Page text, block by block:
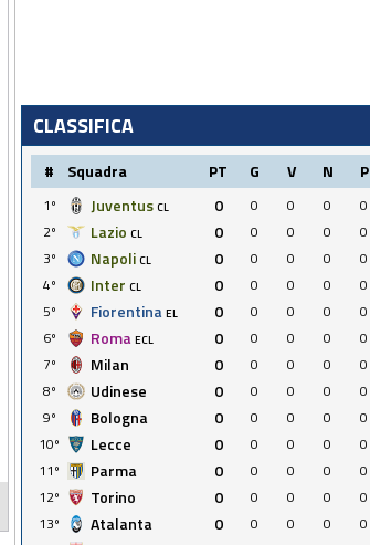
CLASSIFICA
# Squadra PT G V N P
1º Juventus CL 0 0 0 0
0
2º
Lazio CL 0 0 0 0
0
3º
Napoli CL 0 0 0 0
0
4º
Inter CL 0 0 0 0
0
5º
Fiorentina EL 0 0 0 0
0
6º
Roma ECL 0 0 0 0
0
7º
Milan 0 0 0 0
0
8º
Udinese 0 0 0 0
0
9º
Bologna 0 0 0 0
0
10º
Lecce 0 0 0 0
0
11º
Parma 0 0 0 0
0
12º
Torino 0 0 0 0
0
13º
Atalanta 0 0 0 0
0